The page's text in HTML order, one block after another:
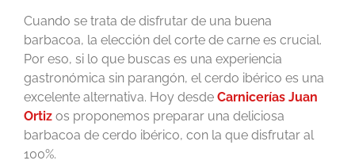
Cuando se trata de disfrutar de una buena
barbacoa, la elección del corte de carne es crucial.
Por eso, si lo que buscas es una experiencia
gastronómica sin parangón, el cerdo ibérico es una
excelente alternativa. Hoy desde Carnicerías Juan
Ortiz os proponemos preparar una deliciosa
barbacoa de cerdo ibérico, con la que disfrutar al
100%.